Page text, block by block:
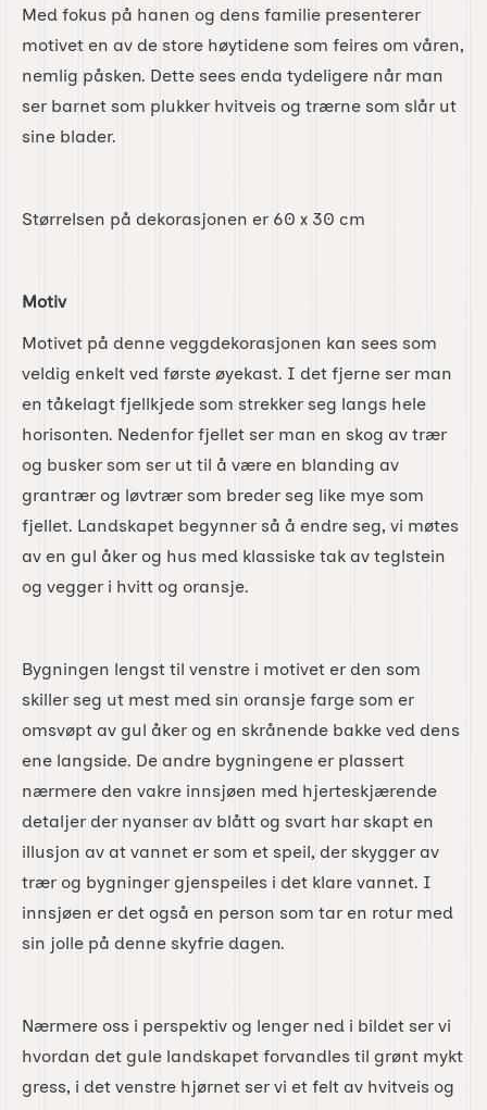
Med fokus på hanen og dens familie presenterer
motivet en av de store høytidene som feires om våren,
nemlig påsken. Dette sees enda tydeligere når man
ser barnet som plukker hvitveis og trærne som slår ut
sine blader.
Størrelsen på dekorasjonen er 60 x 30 cm
Motiv
Motivet på denne veggdekorasjonen kan sees som
veldig enkelt ved første øyekast. I det fjerne ser man
en tåkelagt fjellkjede som strekker seg langs hele
horisonten. Nedenfor fjellet ser man en skog av trær
og busker som ser ut til å være en blanding av
grantrær og løvtrær som breder seg like mye som
fjellet. Landskapet begynner så å endre seg, vi møtes
av en gul åker og hus med klassiske tak av teglstein
og vegger i hvitt og oransje.
Bygningen lengst til venstre i motivet er den som
skiller seg ut mest med sin oransje farge som er
omsvøpt av gul åker og en skrånende bakke ved dens
ene langside. De andre bygningene er plassert
nærmere den vakre innsjøen med hjerteskjærende
detaljer der nyanser av blått og svart har skapt en
illusjon av at vannet er som et speil, der skygger av
trær og bygninger gjenspeiles i det klare vannet. I
innsjøen er det også en person som tar en rotur med
sin jolle på denne skyfrie dagen.
Nærmere oss i perspektiv og lenger ned i bildet ser vi
hvordan det gule landskapet forvandles til grønt mykt
gress, i det venstre hjørnet ser vi et felt av hvitveis og